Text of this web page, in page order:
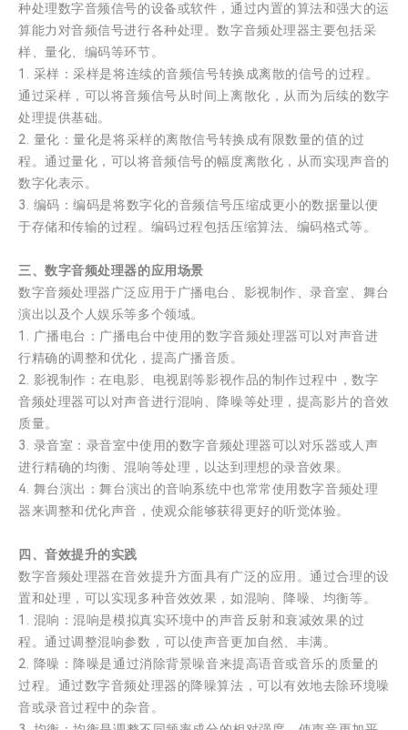
种处理数字音频信号的设备或软件，通过内置的算法和强大的运
算能力对音频信号进行各种处理。数字音频处理器主要包括采
样、量化、编码等环节。
1. 采样：采样是将连续的音频信号转换成离散的信号的过程。
通过采样，可以将音频信号从时间上离散化，从而为后续的数字
处理提供基础。
2. 量化：量化是将采样的离散信号转换成有限数量的值的过
程。通过量化，可以将音频信号的幅度离散化，从而实现声音的
数字化表示。
3. 编码：编码是将数字化的音频信号压缩成更小的数据量以便
于存储和传输的过程。编码过程包括压缩算法、编码格式等。
三、数字音频处理器的应用场景
数字音频处理器广泛应用于广播电台、影视制作、录音室、舞台
演出以及个人娱乐等多个领域。
1. 广播电台：广播电台中使用的数字音频处理器可以对声音进
行精确的调整和优化，提高广播音质。
2. 影视制作：在电影、电视剧等影视作品的制作过程中，数字
音频处理器可以对声音进行混响、降噪等处理，提高影片的音效
质量。
3. 录音室：录音室中使用的数字音频处理器可以对乐器或人声
进行精确的均衡、混响等处理，以达到理想的录音效果。
4. 舞台演出：舞台演出的音响系统中也常常使用数字音频处理
器来调整和优化声音，使观众能够获得更好的听觉体验。
四、音效提升的实践
数字音频处理器在音效提升方面具有广泛的应用。通过合理的设
置和处理，可以实现多种音效效果，如混响、降噪、均衡等。
1. 混响：混响是模拟真实环境中的声音反射和衰减效果的过
程。通过调整混响参数，可以使声音更加自然、丰满。
2. 降噪：降噪是通过消除背景噪音来提高语音或音乐的质量的
过程。通过数字音频处理器的降噪算法，可以有效地去除环境噪
音或录音过程中的杂音。